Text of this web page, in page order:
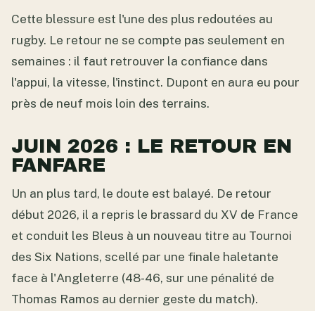
Cette blessure est l'une des plus redoutées au
rugby. Le retour ne se compte pas seulement en
semaines : il faut retrouver la confiance dans
l'appui, la vitesse, l'instinct. Dupont en aura eu pour
près de neuf mois loin des terrains.
JUIN 2026 : LE RETOUR EN
FANFARE
Un an plus tard, le doute est balayé. De retour
début 2026, il a repris le brassard du XV de France
et conduit les Bleus à un nouveau titre au Tournoi
des Six Nations, scellé par une finale haletante
face à l'Angleterre (48-46, sur une pénalité de
Thomas Ramos au dernier geste du match).